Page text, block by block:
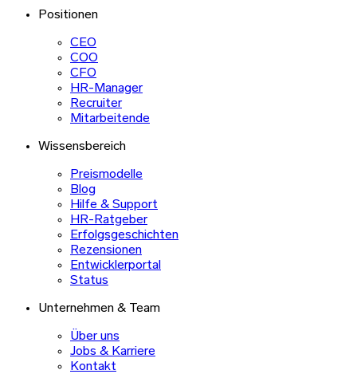
Positionen
CEO
COO
CFO
HR-Manager
Recruiter
Mitarbeitende
Wissensbereich
Preismodelle
Blog
Hilfe & Support
HR-Ratgeber
Erfolgsgeschichten
Rezensionen
Entwicklerportal
Status
Unternehmen & Team
Über uns
Jobs & Karriere
Kontakt